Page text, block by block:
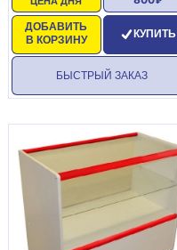
ДОБАВИТЬ
В КОРЗИНУ
КУПИТЬ
БЫСТРЫЙ ЗАКАЗ